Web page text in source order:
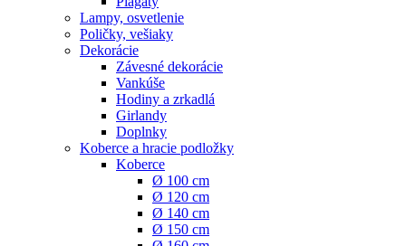
Lampy, osvetlenie
Poličky, vešiaky
Dekorácie
Závesné dekorácie
Vankúše
Hodiny a zrkadlá
Girlandy
Doplnky
Koberce a hracie podložky
Koberce
Ø 100 cm
Ø 120 cm
Ø 140 cm
Ø 150 cm